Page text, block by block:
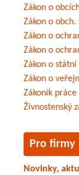
Zákon o
Zákon o
Zákon o
Zákon o
Zákon o
Zákon o
Zákoník práce
Živnostenský
Pro firmy
Novinky,